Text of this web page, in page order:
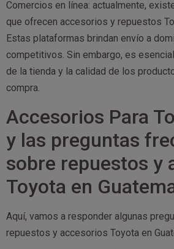
Comercios en línea: actualmente,
que ofrecen accesorios y repuestos
Estas plataformas brindan envío a
competitivos. Sin embargo, es
de la tienda y la calidad de los
compra.
Accesorios Para
y las preguntas
sobre repuestos y
Toyota en
Aquí, vamos a responder algunas
repuestos y accesorios Toyota en